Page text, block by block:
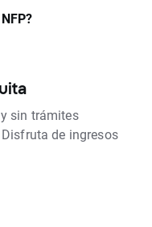
sin trámites
de ingresos